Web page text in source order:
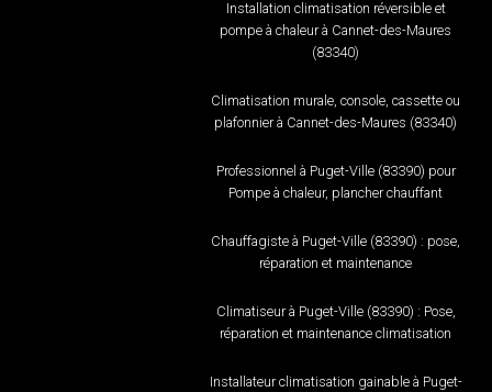
Installation climatisation réversible et
pompe à chaleur à Cannet-des-Maures
(83340)
Climatisation murale, console, cassette ou
plafonnier à Cannet-des-Maures (83340)
Professionnel à Puget-Ville (83390) pour
Pompe à chaleur, plancher chauffant
Chauffagiste à Puget-Ville (83390) : pose,
réparation et maintenance
Climatiseur à Puget-Ville (83390) : Pose,
réparation et maintenance climatisation
Installateur climatisation gainable à Puget-